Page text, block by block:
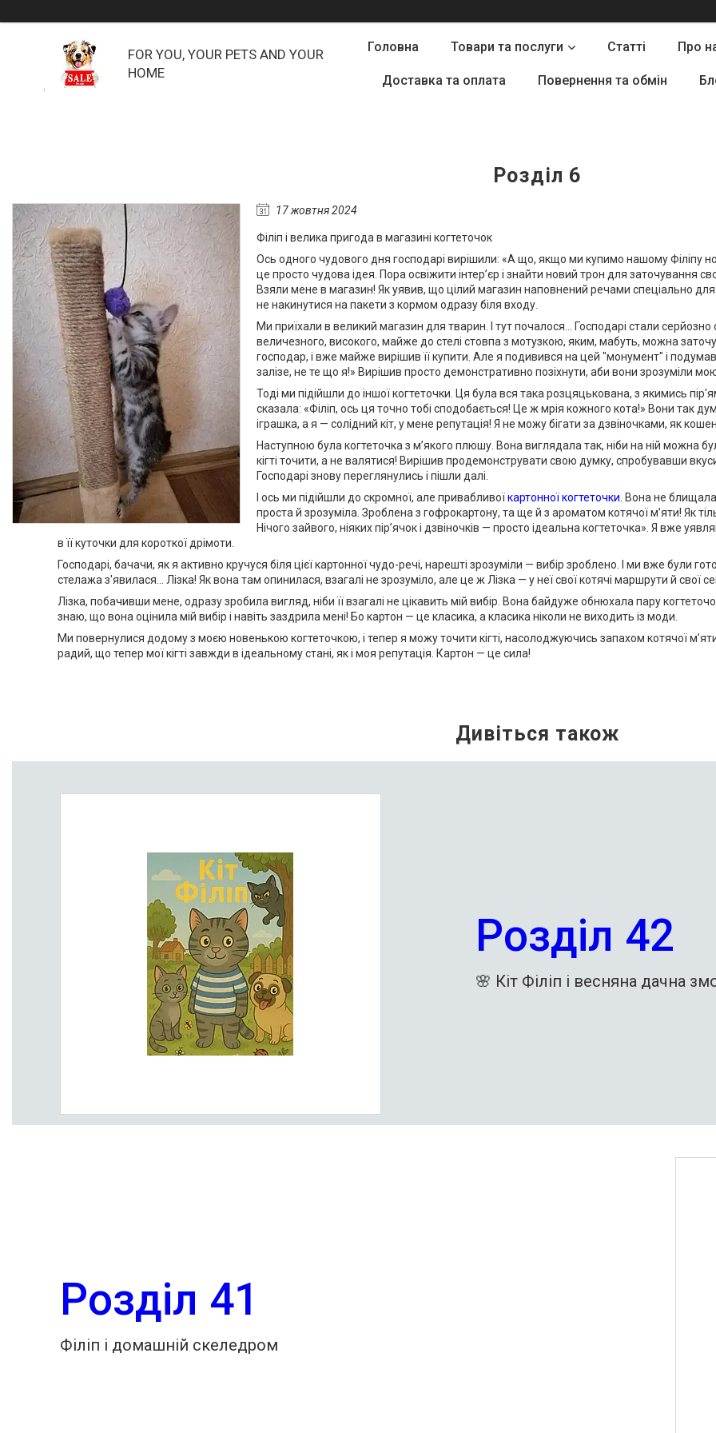
FOR YOU, YOUR PETS AND YOUR
HOME
Головна Товари та послуги Статті Про
Доставка та оплата Повернення та обмін
Розділ 6
17 жовтня 2024
Філіп і велика пригода в магазині когтеточок
Ось одного чудового дня господарі вирішили: «А що, якщо ми купимо нашому Філіпу
це просто чудова ідея. Пора освіжити інтер’єр і знайти новий трон для заточування
Взяли мене в магазин! Як уявив, що цілий магазин наповнений речами спеціально
не накинутися на пакети з кормом одразу біля входу.
Ми приїхали в великий магазин для тварин. І тут почалося... Господарі стали
величезного, високого, майже до стелі стовпа з мотузкою, яким, мабуть, можна
господар, і вже майже вирішив її купити. Але я подивився на цей "монумент" і
залізе, не те що я!» Вирішив просто демонстративно позіхнути, аби вони зрозуміли
Тоді ми підійшли до іншої когтеточки. Ця була вся така розцяцькована, з якимись
сказала: «Філіп, ось ця точно тобі сподобається! Це ж мрія кожного кота!» Вони так
іграшка, а я — солідний кіт, у мене репутація! Я не можу бігати за дзвіночками, як
Наступною була когтеточка з м’якого плюшу. Вона виглядала так, ніби на ній можна
кігті точити, а не валятися! Вирішив продемонструвати свою думку, спробувавши
Господарі знову переглянулись і пішли далі.
І ось ми підійшли до скромної, але привабливоїкартонної когтеточки . Вона не
проста й зрозуміла. Зроблена з гофрокартону, та ще й з ароматом котячої м’яти! Як
Нічого зайвого, ніяких пір’ячок і дзвіночків — просто ідеальна когтеточка». Я вже
в її куточки для короткої дрімоти.
Господарі, бачачи, як я активно кручуся біля цієї картонної чудо-речі, нарешті зрозуміли — вибір зроблено. І ми вже були
стелажа з'явилася... Лізка! Як вона там опинилася, взагалі не зрозуміло, але це ж Лізка — у неї свої котячі маршрути й свої
Лізка, побачивши мене, одразу зробила вигляд, ніби її взагалі не цікавить мій вибір. Вона байдуже обнюхала пару
знаю, що вона оцінила мій вибір і навіть заздрила мені! Бо картон — це класика, а класика ніколи не виходить із моди.
Ми повернулися додому з моєю новенькою когтеточкою, і тепер я можу точити кігті, насолоджуючись запахом котячої
радий, що тепер мої кігті завжди в ідеальному стані, як і моя репутація. Картон — це сила!
Розділ 42
🌸 Кіт Філіп і весняна дачна
Розділ 41
Філіп і домашній скеледром